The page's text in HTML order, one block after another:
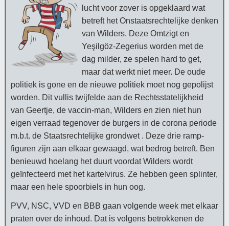
lucht voor zover is opgeklaard wat
betreft het Onstaatsrechtelijke denken
van Wilders. Deze Omtzigt en
Yeşilgöz-Zegerius worden met de
dag milder, ze spelen hard to get,
maar dat werkt niet meer. De oude
politiek is gone en de nieuwe politiek moet nog gepolijst
worden. Dit vullis twijfelde aan de Rechtsstatelijkheid
van Geertje, de vaccin-man, Wilders en zien niet hun
eigen verraad tegenover de burgers in de corona periode
m.b.t. de Staatsrechtelijke grondwet . Deze drie ramp-
figuren zijn aan elkaar gewaagd, wat bedrog betreft. Ben
benieuwd hoelang het duurt voordat Wilders wordt
geïnfecteerd met het kartelvirus. Ze hebben geen splinter,
maar een hele spoorbiels in hun oog.
PVV, NSC, VVD en BBB gaan volgende week met elkaar
praten over de inhoud. Dat is volgens betrokkenen de